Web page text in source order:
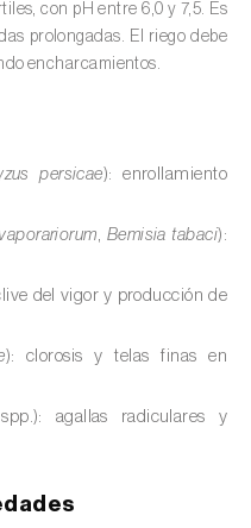
e
aethiopicum)
con pH entre 6,0 y 7,5. Es
prolongadas. El riego debe
encharcamientos.
persicae): enrollamiento
, Bemisia tabaci):
del vigor y producción de
): clorosis y telas finas en
agallas radiculares y